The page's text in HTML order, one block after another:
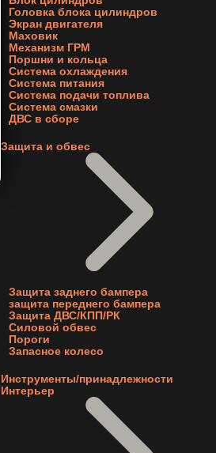
Головка блока цилиндров
Экран двигателя
Маховик
Механизм ГРМ
Поршни и кольца
Система охлаждения
Система питания
Система подачи топлива
Система смазки
ДВС в сборе
Защита и обвес
Защита заднего бампера
защита переднего бампера
Защита ДВС/КПП/РК
Силовой обвес
Пороги
Запасное колесо
Инструменты/принадлежности
Интерьер